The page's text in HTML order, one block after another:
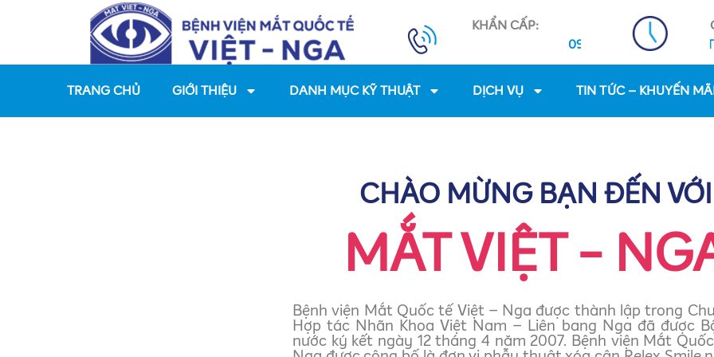
KHẨN CẤP:
0931 8888 01 - 0931 8888 02
8:00 - 17:30 tất cả các ngày T7, CN
TRANG CHỦ GIỚI THIỆU DANH MỤC KỸ THUẬT DỊCH VỤ TIN TỨC – KHUYẾN
CHÀO MỪNG BẠN ĐẾN VỚI
MẮT VIỆT -
Bệnh viện Mắt Quốc tế Việt – Nga được thành lập trong
Hợp tác Nhãn Khoa Việt Nam – Liên bang Nga đã được
nước ký kết ngày 12 tháng 4 năm 2007. Bệnh viện Mắt